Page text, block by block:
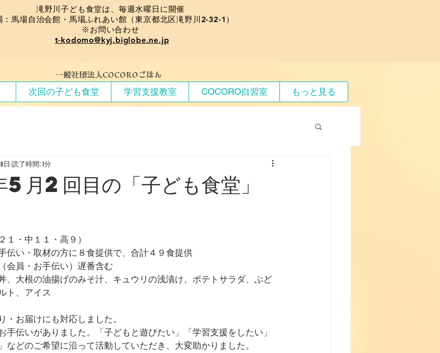
​滝野川子ども食堂は、毎週水曜日に開催
：馬場自治会館・馬場ふれあい館（東京都北区滝野川2-32-1）
※お問い合わせ
t-kodomo@kyj.biglobe.ne.jp
​一般社団法人COCOROごはん
次回の子ども食堂 学習支援教室 COCORO自習室 もっと見る
2回目の「子ども食堂」
日 読了時間: 1分
・中１１・高９）
伝い・取材の方に８食提供で、合計４９食提供
会員・お手伝い）遅番含む
、大根の油揚げのみそ汁、キュウリの浅漬け、ポテトサラダ、ぶど
ト、アイス
お届けにも対応しました。
伝いがありました。「子どもと遊びたい」「学習支援をしたい」
などのご希望に沿って活動していただき、大変助かりました。